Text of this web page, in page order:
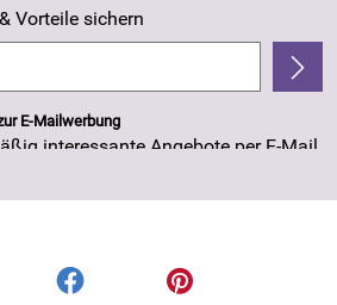
Vorteile sichern
E-Mailwerbung
interessante Angebote per E-Mail
Die Einwilligung zur
Adresse für Werbezwecke kann